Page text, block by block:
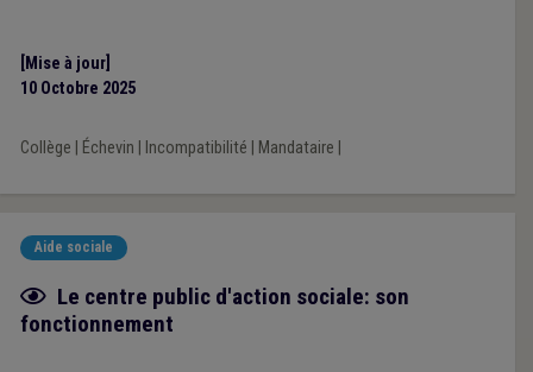
[Mise à jour]
10 Octobre 2025
Collège Échevin Incompatibilité Mandataire
Aide sociale
Fiche focus
Le centre public d'action sociale: son
fonctionnement